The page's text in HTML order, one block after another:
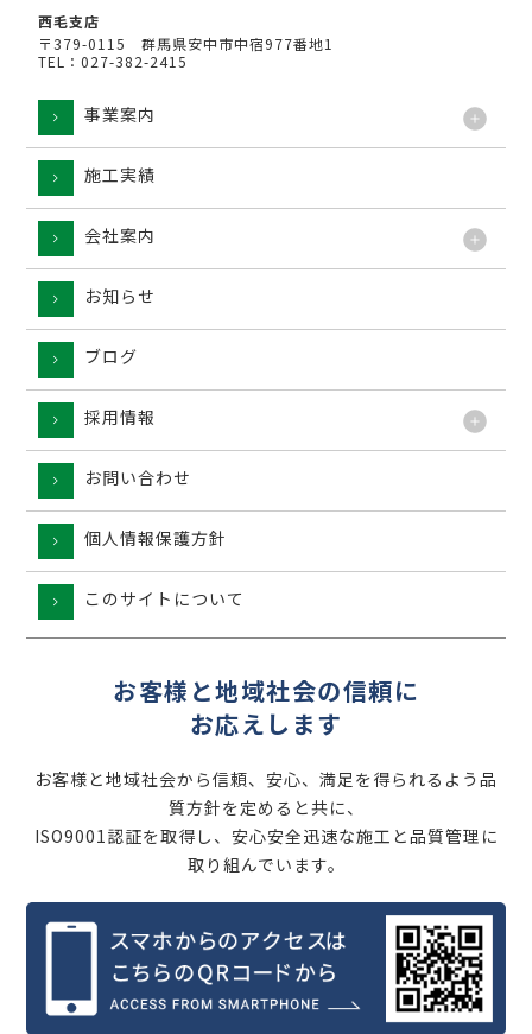
西毛支店
〒379-0115 群馬県安中市中宿977番地1
TEL：027-382-2415
事業案内
施工実績
会社案内
お知らせ
ブログ
採用情報
お問い合わせ
個人情報保護方針
このサイトについて
お客様と地域社会の信頼に
お応えします
お客様と地域社会から信頼、安心、満足を得られるよう品
質方針を定めると共に、
ISO9001認証を取得し、安心安全迅速な施工と品質管理に
取り組んでいます。